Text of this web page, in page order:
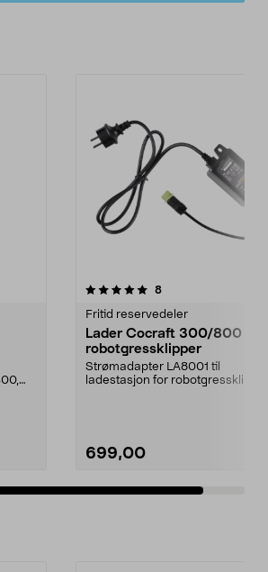
8anmeldelser
Fritid reservedeler
Lader Cocraft 300/800
robotgressklipper
Strømadapter LA8001 til
ladestasjon for robotgressklipper:
699,00